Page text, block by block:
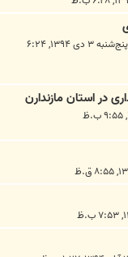
پنج‌شنبه ۳ دی ۱۳۹۴, ۶:۲۴
در استان مازندارن